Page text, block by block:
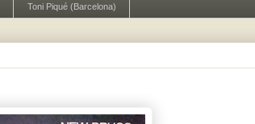
Toni Piqué (Barcelona)